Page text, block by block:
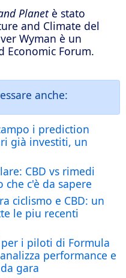
Planetè stato
and Climate del
Wyman è un
Economic Forum.
anche:
i prediction
già investiti, un
CBD vs rimedi
c'è da sapere
ciclismo e CBD: un
le piu recenti
per i piloti di Formula
performance e
gara